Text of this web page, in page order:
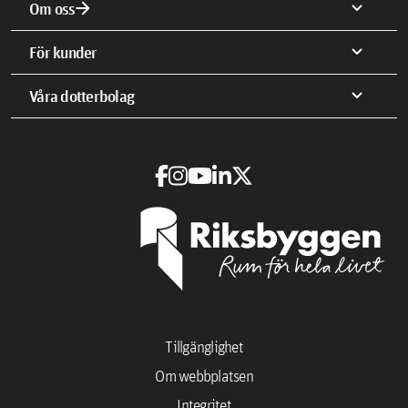
Om ossarrow_forward expand_more
För kunder expand_more
Våra dotterbolag expand_more
Om webbplatsen
Tillgänglighet